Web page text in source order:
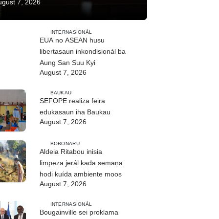
7, 2026
INTERNASIONÁL
EUA no ASEAN husu
libertasaun inkondisionál ba
Aung San Suu Kyi
August 7, 2026
BAUKAU
SEFOPE realiza feira
edukasaun iha Baukau
August 7, 2026
BOBONARU
Aldeia Ritabou inisia
limpeza jerál kada semana
hodi kuída ambiente moos
August 7, 2026
INTERNASIONÁL
Bougainville sei proklama